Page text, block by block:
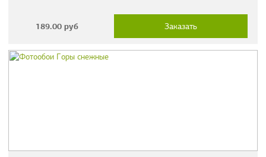
189.00 руб Заказать